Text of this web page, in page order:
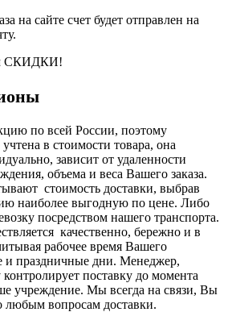
на сайте счет будет отправлен на
СКИДКИ!
по всей России, поэтому
в стоимости товара, она
зависит от удаленности
объема и веса Вашего заказа.
стоимость доставки, выбрав
наиболее выгодную по цене. Либо
посредством нашего транспорта.
качественно, бережно и в
рабочее время Вашего
и праздничные дни. Менеджер,
поставку до момента
учреждение. Мы всегда на связи, Вы
любым вопросам доставки.